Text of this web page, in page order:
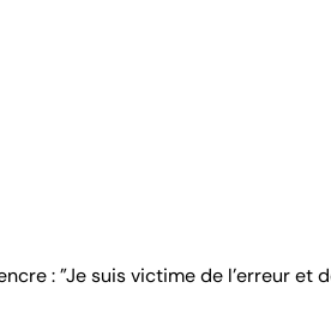
: "Je suis victime de l'erreur et